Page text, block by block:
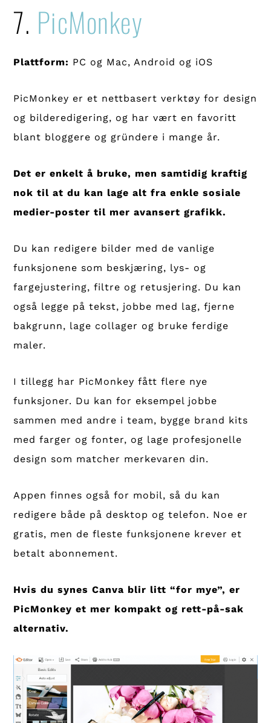
7. PicMonkey
Plattform: PC og Mac, Android og iOS
PicMonkey er et nettbasert verktøy for design
og bilderedigering, og har vært en favoritt
blant bloggere og gründere i mange år.
Det er enkelt å bruke, men samtidig kraftig
nok til at du kan lage alt fra enkle sosiale
medier-poster til mer avansert grafikk.
Du kan redigere bilder med de vanlige
funksjonene som beskjæring, lys- og
fargejustering, filtre og retusjering. Du kan
også legge på tekst, jobbe med lag, fjerne
bakgrunn, lage collager og bruke ferdige
maler.
I tillegg har PicMonkey fått flere nye
funksjoner. Du kan for eksempel jobbe
sammen med andre i team, bygge brand kits
med farger og fonter, og lage profesjonelle
design som matcher merkevaren din.
Appen finnes også for mobil, så du kan
redigere både på desktop og telefon. Noe er
gratis, men de fleste funksjonene krever et
betalt abonnement.
Hvis du synes Canva blir litt “for mye”, er
PicMonkey et mer kompakt og rett-på-sak
alternativ.